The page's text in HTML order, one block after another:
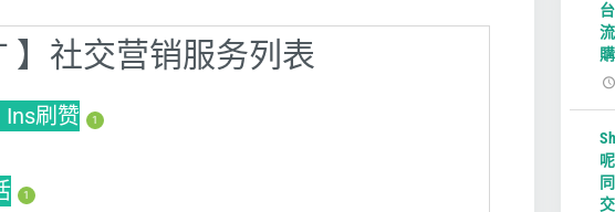
】社交营销服务列表
Ins刷赞 1
1